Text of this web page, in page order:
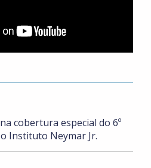
cobertura especial do 6º
Instituto Neymar Jr.